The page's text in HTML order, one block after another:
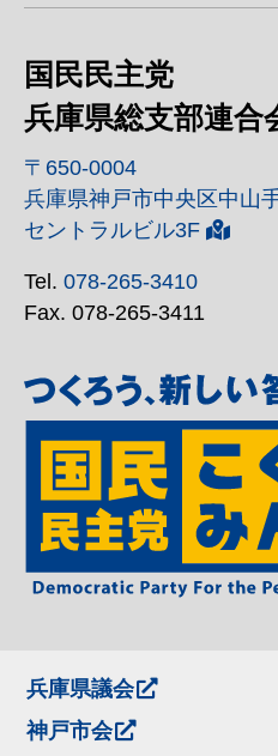
国民民主党
兵庫県総支部連合
〒650-0004
兵庫県神戸市中央区中山
セントラルビル3F
Tel. 078-265-3410
Fax. 078-265-3411
兵庫県議会
神戸市会